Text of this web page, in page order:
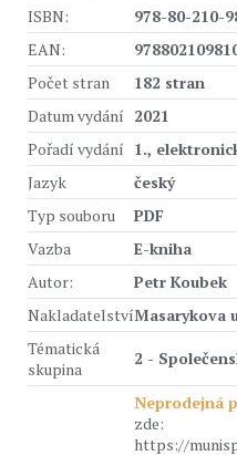
ISBN:
978-80-210-
EAN:
Počet stran
182 stran
Datum vydání 2021
Pořadí vydání 1.,
Jazyk
český
Typ souboru
PDF
Vazba
E-kniha
Autor:
Petr Koubek
NakladatelstvíMasarykova
Tématická
skupina
2 -
Neprodejná
zde:
https://